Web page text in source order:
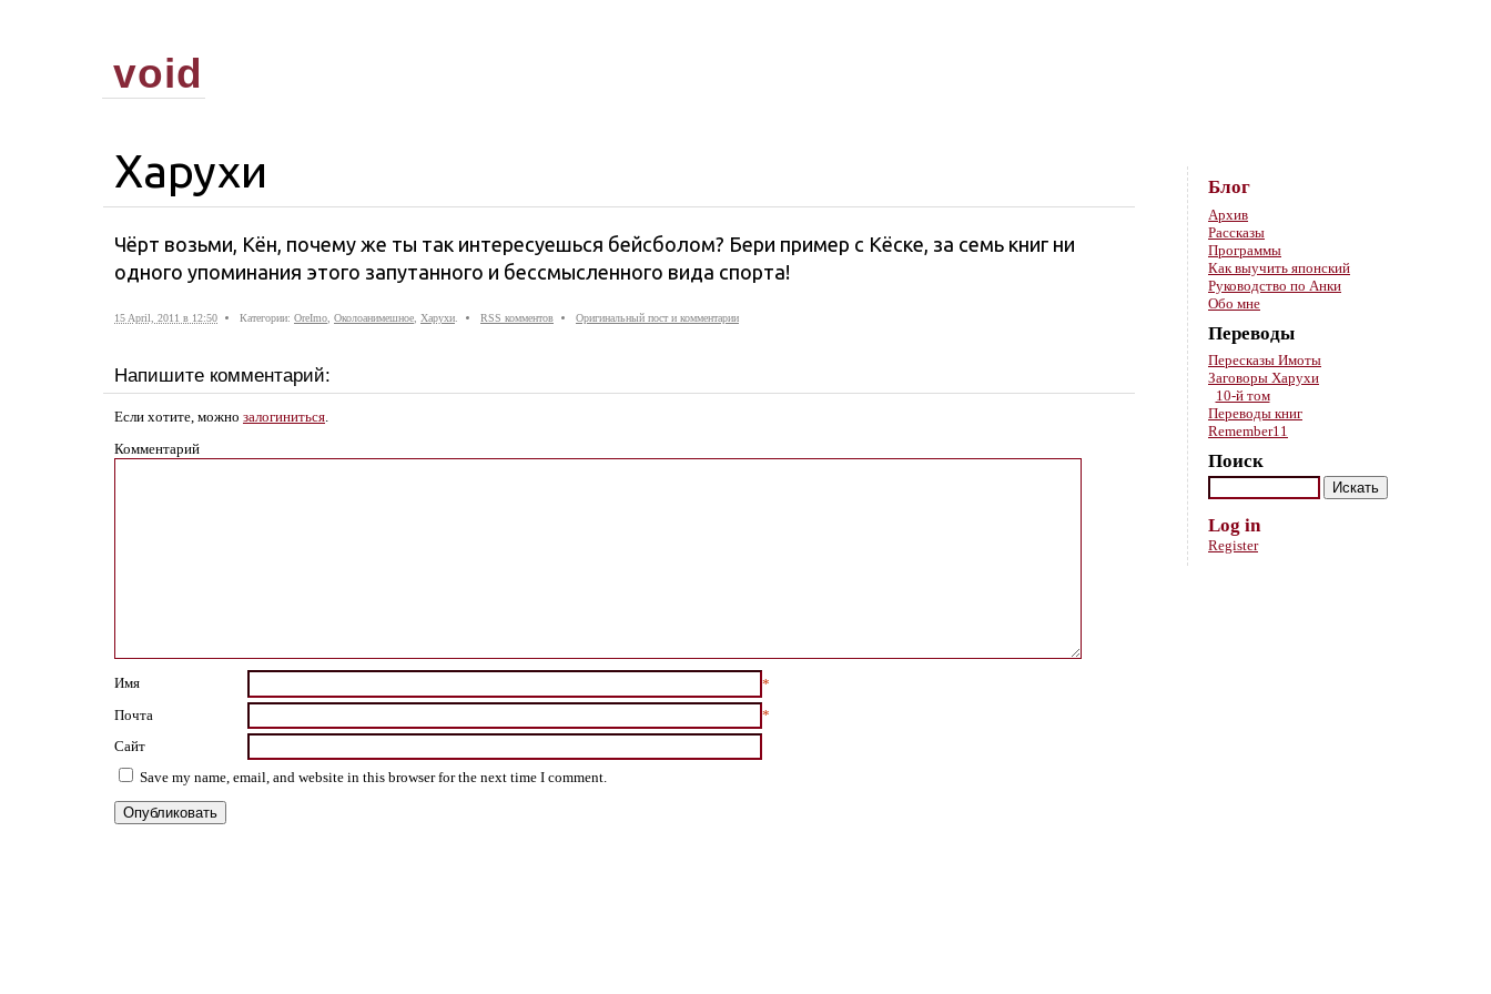
void
Харухи
Чёрт возьми, Кён, почему же ты так интересуешься бейсболом? Бери пример с Кёске, за семь книг ни
одного упоминания этого запутанного и бессмысленного вида спорта!
15 April, 2011 в 12:50 Категории: OreImo Околоанимешное Харухи RSS комментов Оригинальный пост и комментарии
Напишите комментарий:
Если хотите, можно залогиниться.
Комментарий
Имя
*
Почта
*
Сайт
Save my name, email, and website in this browser for the next time I comment.
Блог
Архив
Рассказы
Программы
Как выучить японский
Руководство по Анки
Обо мне
Переводы
Пересказы Имоты
Заговоры Харухи
10-й том
Переводы книг
Remember11
Поиск
Log in
Register